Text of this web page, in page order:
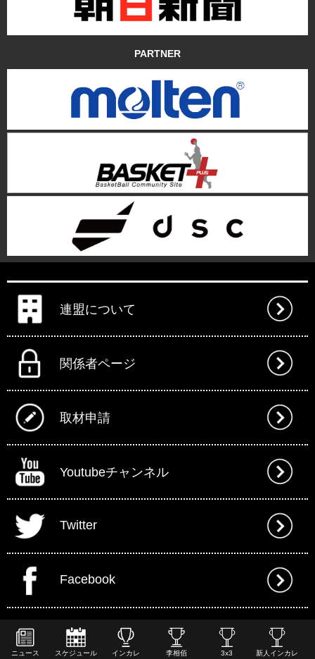
PARTNER
連盟について
関係者ページ
取材申請
Youtubeチャンネル
Twitter
Facebook
ニュース スケジュール インカレ 李相佰 3x3 新人インカレ